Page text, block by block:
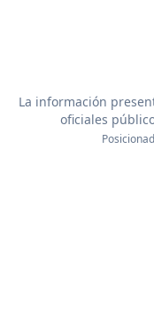
La información
oficiales